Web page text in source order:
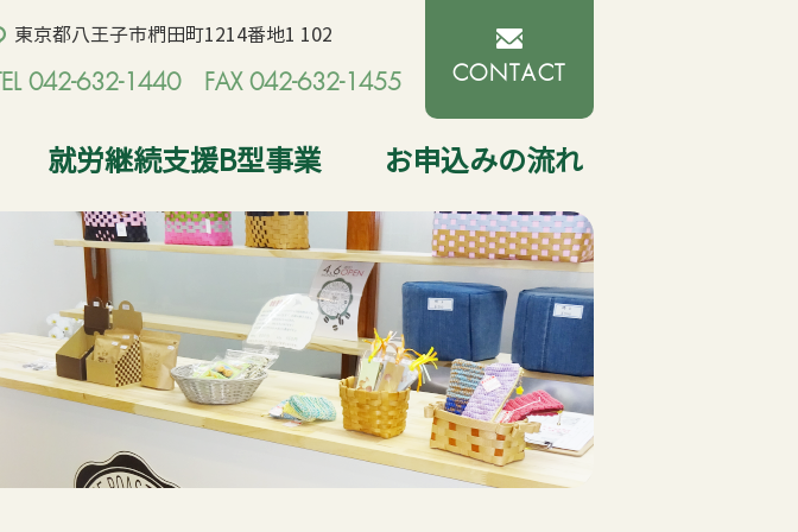
CONTACT
東京都八王子市椚田町1214番地1 102
TEL 042-632-1440 FAX 042-632-1455
就労継続支援B型事業 お申込みの流れ